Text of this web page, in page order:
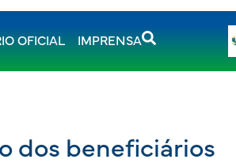
OFICIAL IMPRENSA
dos beneficiários